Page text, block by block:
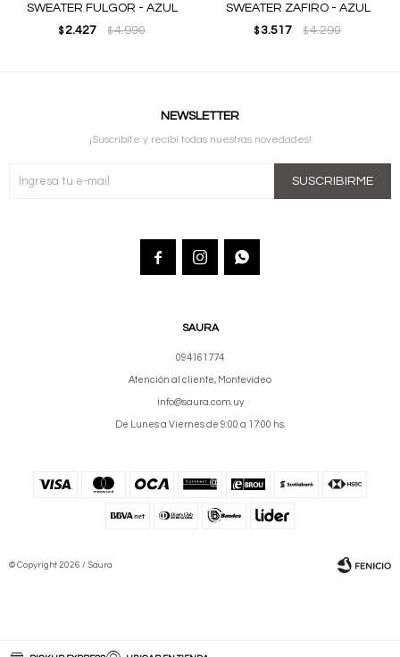
SWEATER FULGOR - AZUL
$2.427 $4.990
SWEATER ZAFIRO - AZUL
$3.517 $4.290
SAURA
094161774
Atención al cliente, Montevideo
info@saura.com.uy
De Lunes a Viernes de 9:00 a 17:00 hs.
NEWSLETTER
¡Suscribite y recibí todas nuestras novedades!
SUSCRIBIRME
  
© Copyright 2026 / Saura